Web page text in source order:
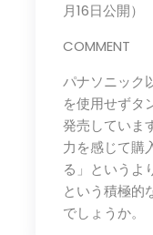
月16日公開）
COMMENT
パナソニック
を使用せずタ
発売していま
力を感じて購
る」というよ
という積極的
でしょうか。